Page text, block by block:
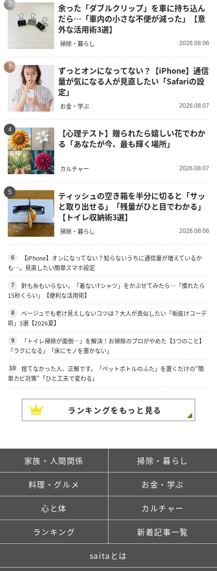
2
余った「ダブルクリップ」を車に持ち込ん
だら…「車内の小さな不便が減った」【意
外な活用術3選】
掃除・暮らし 2026.08.06
3
ずっとオンになってない？【iPhone】通信
量が気になる人が見直したい「Safariの設
定」
お金・学ぶ 2026.08.07
4
【心理テスト】贈られたら嬉しい花でわか
る「あなたが今、最も輝く場所」
カルチャー 2026.08.07
5
ティッシュの空き箱を半分に切ると「サッ
と取り出せる」「残量がひと目でわかる」
【トイレ収納術3選】
掃除・暮らし 2026.08.06
6
【iPhone】オンになってない？知らないうちに通信量が増えているか
も…。見直したい簡単スマホ設定
7
針も糸もいらない。「着ないTシャツ」をかぶせてみたら…「慣れたら
15秒くらい」【便利な活用術】
8
ベージュでも老け見えしないコツは？大人が真似したい「垢抜けコーデ
術」3選【2026夏】
9
「トイレ掃除が面倒…」を解決！お掃除のプロがやめた【3つのこと】
「ラクになる」「床にモノを置かない」
10
捨てなかった人、正解です。「ペットボトルのふた」を置くだけの"簡
単カビ対策"「ひと工夫で変わる」
ランキングをもっと見る
家族・人間関係 掃除・暮らし
料理・グルメ お金・学ぶ
心と体 カルチャー
ランキング 新着記事一覧
saitaとは